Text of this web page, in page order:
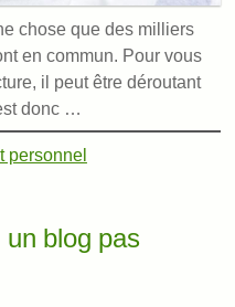
chose que des milliers
en commun. Pour vous
il peut être déroutant
donc …
personnel
blog pas